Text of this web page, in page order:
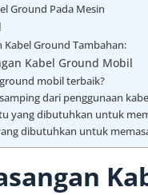
Ground Pada Mesin
Kabel Ground Tambahan:
Kabel Ground Mobil
mobil terbaik?
dari penggunaan
yang dibutuhkan untuk
dibutuhkan untuk